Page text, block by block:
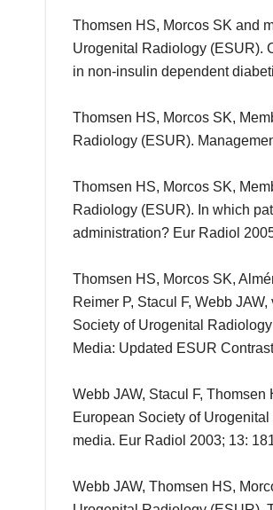
Thomsen HS, Morcos SK and
Urogenital Radiology (ESUR).
in non-insulin dependent
Thomsen HS, Morcos SK,
Radiology (ESUR).
Thomsen HS, Morcos SK,
Radiology (ESUR). In which
administration? Eur Radiol
Thomsen HS, Morcos SK,
Reimer P, Stacul F, Webb
Society of Urogenital
Media: Updated ESUR
Webb JAW, Stacul F,
European Society of
media. Eur Radiol 2003; 13:
Webb JAW, Thomsen HS,